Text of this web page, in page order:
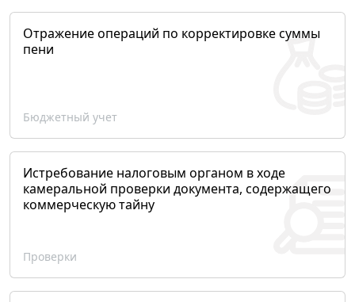
Отражение операций по корректировке суммы
пени
Бюджетный учет
Истребование налоговым органом в ходе
камеральной проверки документа, содержащего
коммерческую тайну
Проверки